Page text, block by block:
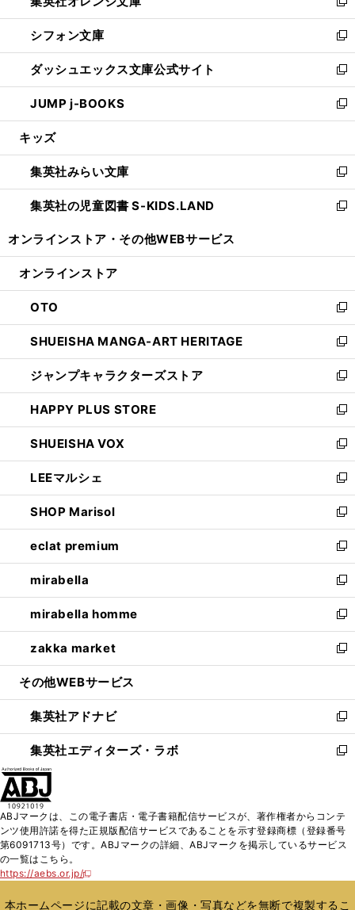
開
く
ウ
で
開
く
い
ウ
ィ
ン
ド
ウ
で
開
新
し
い
ウ
ィ
ン
ド
ウ
開
く
シフォン文庫
新
し
い
ウ
ィ
ン
ウ
で
開
く
ダッシュエックス文庫公式サイト
新
し
い
ウ
ン
ド
ウ
で
JUMP j-BOOKS
新
し
ウ
ィ
ン
ド
開
キッズ
集英社みらい文庫
新
し
い
ン
ウ
で
開
く
集英社の児童図書 S-KIDS.LAND
新
ウ
ン
ド
ウ
で
開
く
オンラインストア・ その他WEBサービス
オンラインストア
OTO
新
し
い
ウ
ィ
ン
ド
ウ
で
開
く
SHUEISHA MANGA-ART HERITAGE
新
し
い
ウ
ィ
ン
ド
ウ
で
開
く
ジャンプキャラクターズストア
新
し
い
ウ
ィ
ン
ド
ウ
で
開
く
HAPPY PLUS STORE
新
し
い
ウ
ィ
ン
ド
ウ
で
開
く
SHUEISHA VOX
新
し
い
ウ
ィ
ン
ド
ウ
で
開
く
LEEマルシェ
新
し
い
ウ
ィ
ン
ド
ウ
で
開
く
SHOP Marisol
新
し
い
ウ
ィ
ン
ド
ウ
で
開
eclat premium
新
し
い
ウ
ィ
ン
ド
ウ
開
く
mirabella
新
し
い
ウ
ィ
ン
ウ
で
開
く
mirabella homme
新
し
い
ウ
ン
ド
ウ
で
zakka market
新
し
ウ
ィ
ン
ド
く
その他WEBサービス
集英社アドナビ
新
し
い
ド
ウ
で
集英社エディターズ・ラボ
新
ィ
ン
ド
開
ABJマークは、この電子書店・電子書籍配信サービスが、著作権者からコンテ
ンツ使用許諾を得た正規版配信サービスであることを示す登録商標（登録番号
第6091713号）です。ABJマークの詳細、ABJマークを掲示しているサービス
の一覧はこちら。
https://aebs.or.jp/
新
い
本ホームページに記載の文章・画像・写真などを無断で複製するこ